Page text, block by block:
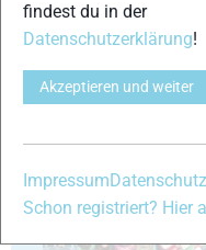
43
45
findest du in der
Datenschutzerklärung!
Akzeptieren und weiter
ImpressumDatenschutz
Schon registriert? Hier